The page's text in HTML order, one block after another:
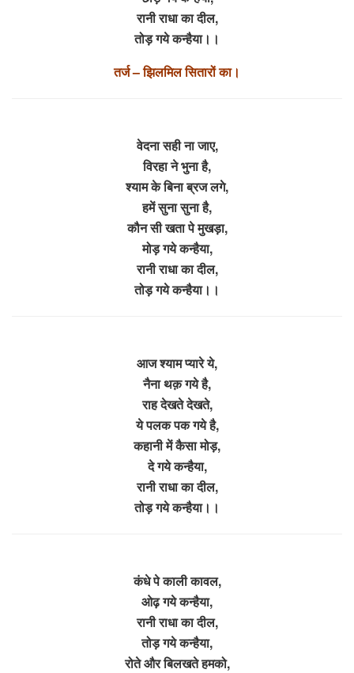
रानी राधा का दील,
तोड़ गये कन्हैया।।
तर्ज – झिलमिल सितारों का।
वेदना सही ना जाए,
विरहा ने भुना है,
श्याम के बिना ब्रज लगे,
हमें सुना सुना है,
कौन सी खता पे मुखड़ा,
मोड़ गये कन्हैया,
रानी राधा का दील,
तोड़ गये कन्हैया।।
आज श्याम प्यारे ये,
नैना थक़ गये है,
राह देखते देखते,
ये पलक पक गये है,
कहानी में कैसा मोड़,
दे गये कन्हैया,
रानी राधा का दील,
तोड़ गये कन्हैया।।
कंधे पे काली कावल,
ओढ़ गये कन्हैया,
रानी राधा का दील,
तोड़ गये कन्हैया,
रोते और बिलखते हमको,